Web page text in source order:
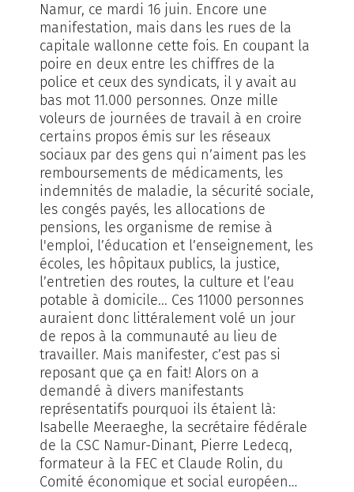
Namur, ce mardi 16 juin. Encore une
manifestation, mais dans les rues de la
capitale wallonne cette fois. En coupant la
poire en deux entre les chiffres de la
police et ceux des syndicats, il y avait au
bas mot 11.000 personnes. Onze mille
voleurs de journées de travail à en croire
certains propos émis sur les réseaux
sociaux par des gens qui n’aiment pas les
remboursements de médicaments, les
indemnités de maladie, la sécurité sociale,
les congés payés, les allocations de
pensions, les organisme de remise à
l'emploi, l’éducation et l’enseignement, les
écoles, les hôpitaux publics, la justice,
l’entretien des routes, la culture et l’eau
potable à domicile... Ces 11000 personnes
auraient donc littéralement volé un jour
de repos à la communauté au lieu de
travailler. Mais manifester, c’est pas si
reposant que ça en fait! Alors on a
demandé à divers manifestants
représentatifs pourquoi ils étaient là:
Isabelle Meeraeghe, la secrétaire fédérale
de la CSC Namur-Dinant, Pierre Ledecq,
formateur à la FEC et Claude Rolin, du
Comité économique et social européen…